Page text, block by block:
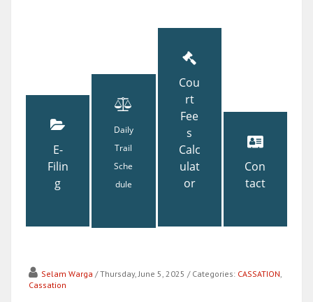
E-
Filin
g
Daily
Trail
Sche
dule
Cou
rt
Fee
s
Calc
ulat
or
Con
tact
Selam Warga / Thursday, June 5, 2025 / Categories: CASSATION,
Cassation